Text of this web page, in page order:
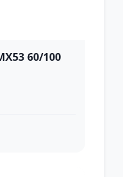
60/100